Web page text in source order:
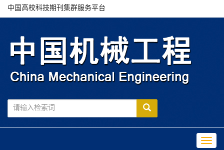
中国高校科技期刊集群服务平台